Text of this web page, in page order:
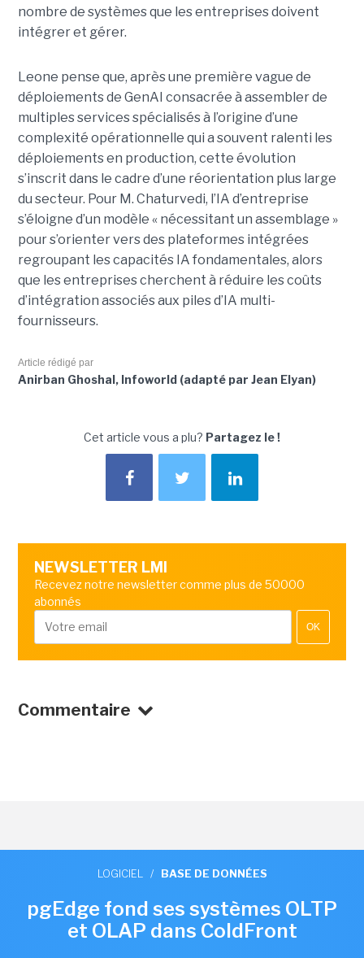
nombre de systèmes que les entreprises doivent
intégrer et gérer.
Leone pense que, après une première vague de
déploiements de GenAI consacrée à assembler de
multiples services spécialisés à l’origine d’une
complexité opérationnelle qui a souvent ralenti les
déploiements en production, cette évolution
s’inscrit dans le cadre d’une réorientation plus large
du secteur. Pour M. Chaturvedi, l’IA d’entreprise
s’éloigne d’un modèle « nécessitant un assemblage »
pour s’orienter vers des plateformes intégrées
regroupant les capacités IA fondamentales, alors
que les entreprises cherchent à réduire les coûts
d’intégration associés aux piles d’IA multi-
fournisseurs.
Article rédigé par
Anirban Ghoshal, Infoworld (adapté par Jean Elyan)
Cet article vous a plu? Partagez le !
NEWSLETTER LMI
Recevez notre newsletter comme plus de 50000
abonnés
OK
Commentaire
LOGICIEL / BASE DE DONNÉES
pgEdge fond ses systèmes OLTP
et OLAP dans ColdFront